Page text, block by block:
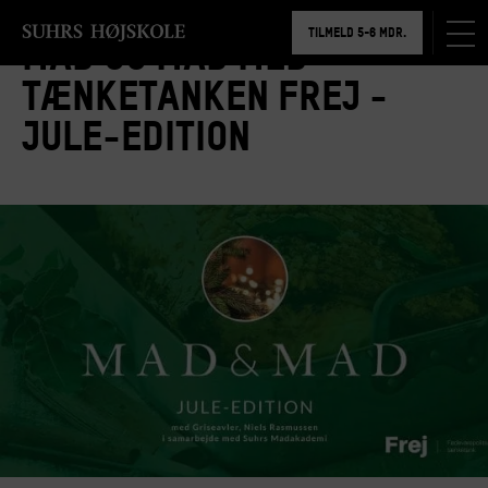
TILMELD 5-6 MDR.
BOOK RUNDVISNING
Mad og mad med
tænketanken Frej -
jule-edition